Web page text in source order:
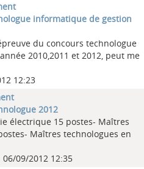
informatique de gestion
du concours technologue
2010,2011 et 2012, peut me
12:23
2012
électrique 15 postes- Maîtres
Maîtres technologues en
06/09/2012 12:35